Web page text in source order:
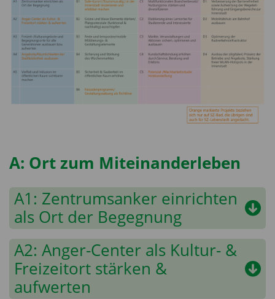
A: Ort zum Miteinanderleben
A1: Zentrumsanker einrichten
als Ort der Begegnung
A2: Anger-Center als Kultur- &
Freizeitort stärken &
aufwerten